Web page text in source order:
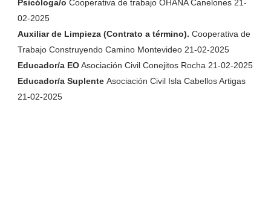
Psicóloga/o Cooperativa de trabajo OHANA Canelones 21-
02-2025
Auxiliar de Limpieza (Contrato a término). Cooperativa de
Trabajo Construyendo Camino Montevideo 21-02-2025
Educador/a EOAsociación Civil Conejitos Rocha 21-02-2025
Educador/a Suplente Asociación Civil Isla Cabellos Artigas
21-02-2025